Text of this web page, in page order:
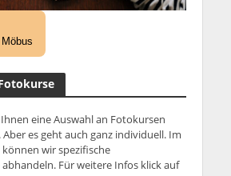
eine Auswahl an Fotokursen
es geht auch ganz individuell. Im
wir spezifische
Für weitere Infos klick auf